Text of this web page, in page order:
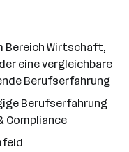
Bereich Wirtschaft,
eine vergleichbare
Berufserfahrung
Berufserfahrung
Compliance